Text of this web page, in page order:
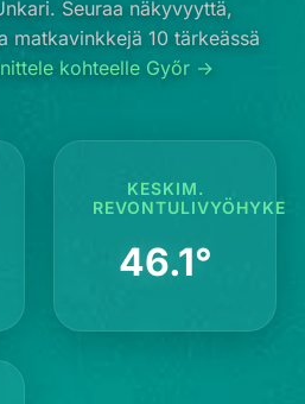
Seuraa näkyvyyttä,
matkavinkkejä 10 tärkeässä
kohteelle Győr →
KESKIM.
REVONTULIVYÖHYKE
46.1°